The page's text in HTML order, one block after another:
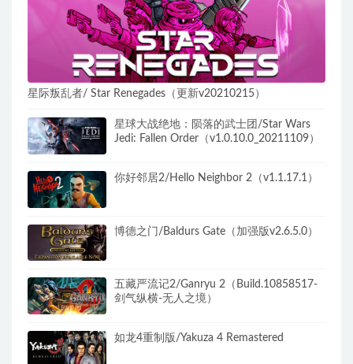
星际叛乱者/ Star Renegades（更新v20210215）​
星球大战绝地：陨落的武士团/Star Wars
Jedi: Fallen Order（v1.0.10.0_20211109）
你好邻居2/Hello Neighbor 2（v1.1.17.1）
博德之门/Baldurs Gate（加强版v2.6.5.0）
五藏严流记2/Ganryu 2（Build.10858517-
剑气纵横-无人之境）
如龙4重制版/Yakuza 4 Remastered